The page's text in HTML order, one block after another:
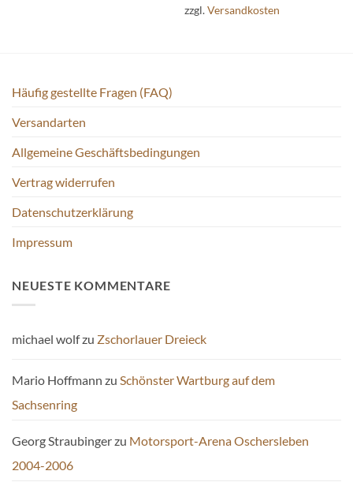
auf
Produktseite
werden
zzgl.Versandkosten
Häufig gestellte Fragen (FAQ)
Versandarten
Allgemeine Geschäftsbedingungen
Vertrag widerrufen
Datenschutzerklärung
Impressum
NEUESTE KOMMENTARE
michael wolfzu Zschorlauer Dreieck
Mario Hoffmann zu Schönster Wartburg auf dem
Sachsenring
Georg Straubingerzu Motorsport-Arena Oschersleben
2004-2006